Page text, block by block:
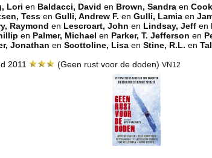
Lori en Baldacci, David en Brown, Sandra en
Tess en Gulli, Andrew F. en Gulli, Lamia en
Raymond en Lescroart, John en Lindsay, Jeff en
en Palmer, Michael en Parker, T. Jefferson en
Jonathan en Scottoline, Lisa en Stine, R.L. en
2011 (Geen rust voor de doden)VN12